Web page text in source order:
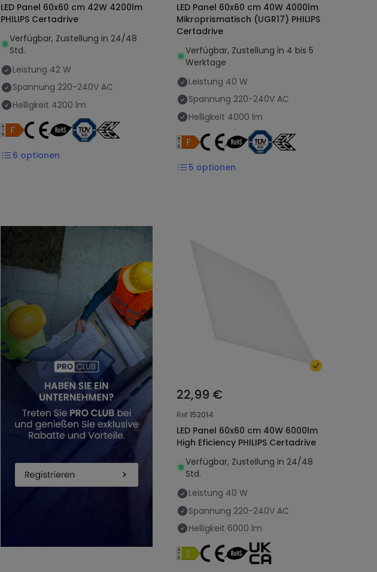
LED Panel 60x60 cm 42W 4200lm
PHILIPS Certadrive
Verfügbar, Zustellung in 24/48
Std.
Leistung 42 W
Spannung 220-240V AC
Helligkeit 4200 lm
6 optionen
LED Panel 60x60 cm 40W 4000lm
Mikroprismatisch (UGR17) PHILIPS
Certadrive
Verfügbar, Zustellung in 4 bis 5
Werktage
Leistung 40 W
Spannung 220-240V AC
Helligkeit 4000 lm
5 optionen
22,99 €
Ref152014
LED Panel 60x60 cm 40W 6000lm
High Eficiency PHILIPS Certadrive
Verfügbar, Zustellung in 24/48
Std.
Leistung 40 W
Spannung 220-240V AC
Helligkeit 6000 lm